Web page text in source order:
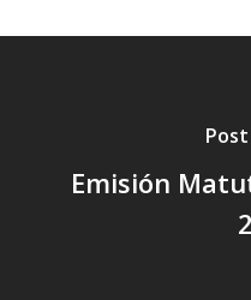
Emisión